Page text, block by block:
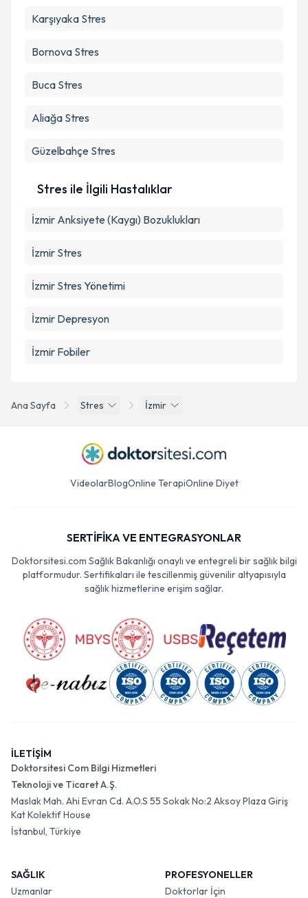
Takvim Talebini Gönder
Ana Sayfa Stres İzmir
Karşıyaka Stres
Bornova Stres
Buca Stres
Aliağa Stres
Güzelbahçe Stres
Stres ile İlgili Hastalıklar
İzmir Anksiyete (Kaygı) Bozuklukları
İzmir Stres
İzmir Stres Yönetimi
İzmir Depresyon
İzmir Fobiler
VideolarBlogOnline TerapiOnline Diyet
SERTİFİKA VE ENTEGRASYONLAR
Doktorsitesi.com Sağlık Bakanlığı onaylı ve entegreli bir sağlık bilgi
platformudur. Sertifikaları ile tescillenmiş güvenilir altyapısıyla
sağlık hizmetlerine erişim sağlar.
İLETİŞİM
Doktorsitesi Com Bilgi Hizmetleri
Teknoloji ve Ticaret A.Ş.
Maslak Mah. Ahi Evran Cd. A.O.S 55 Sokak No:2 Aksoy Plaza Giriş
Kat Kolektif House
İstanbul, Türkiye
SAĞLIK
Uzmanlar
PROFESYONELLER
Doktorlar İçin